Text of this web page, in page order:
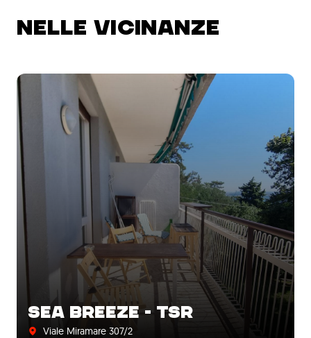
NELLE VICINANZE
SEA BREEZE - TSR
Viale Miramare 307/2